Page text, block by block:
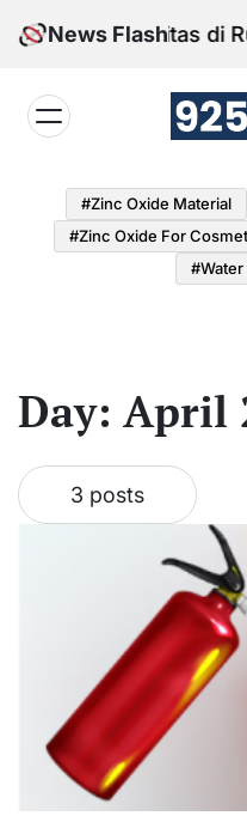
News Flash
Fasilitas di
#Zinc Oxide Material
#Zinc Oxide For
#water
Day: April
3 posts